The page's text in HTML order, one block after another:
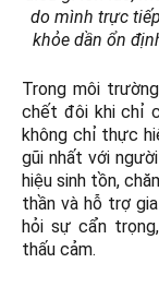
do mình trực
khỏe dần ổn
Trong môi
chết đôi khi chỉ
không chỉ thực
gũi nhất với
hiệu sinh tồn,
thần và hỗ trợ
hỏi sự cẩn
thấu cảm.